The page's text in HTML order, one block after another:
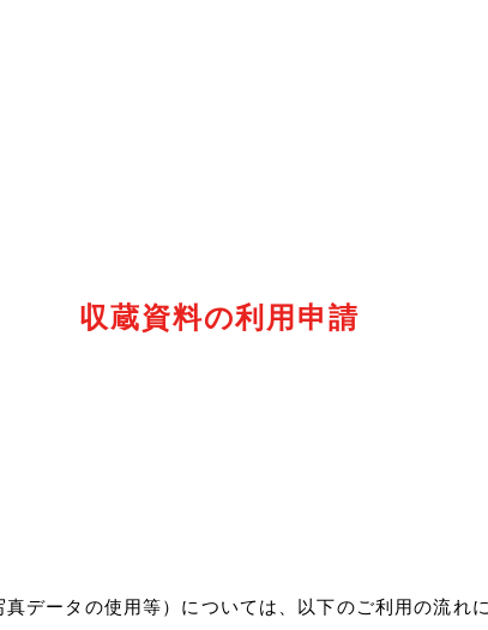
収蔵資料の利用申請
データの使用等）については、以下のご利用の流れ